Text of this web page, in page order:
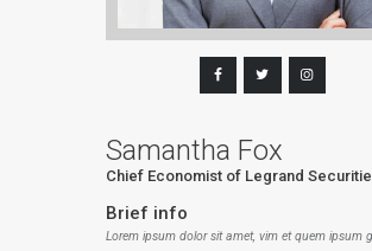
Samantha Fox
Chief Economist of Legrand
Brief info
Lorem ipsum dolor sit amet, vim et quem ipsum